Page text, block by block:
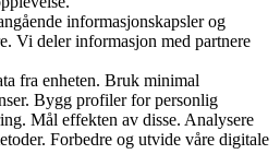
informasjonskapsler og
Vi deler informasjon med partnere
fra enheten. Bruk minimal
Bygg profiler for personlig
Mål effekten av disse. Analysere
Forbedre og utvide våre digitale